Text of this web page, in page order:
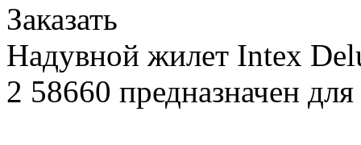
Заказать
Надувной жилет Intex
2 58660 предназначен